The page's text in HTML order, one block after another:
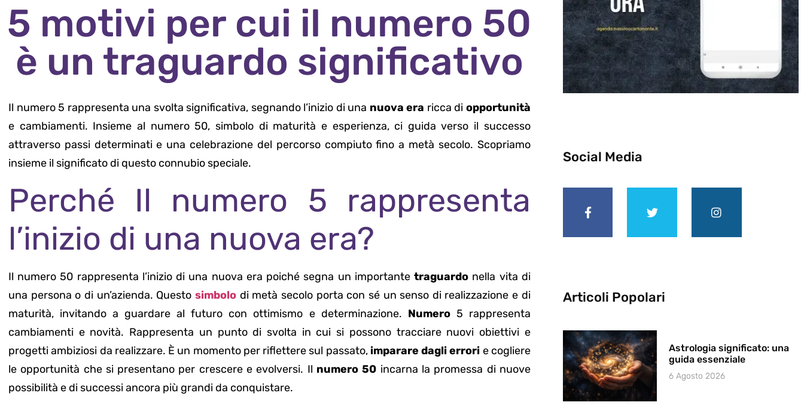
5 motivi per cui il numero 50
è un traguardo significativo
Il numero 5 rappresenta una svolta significativa, segnando l’inizio di una nuova era ricca di opportunità
e cambiamenti. Insieme al numero 50, simbolo di maturità e esperienza, ci guida verso il successo
attraverso passi determinati e una celebrazione del percorso compiuto fino a metà secolo. Scopriamo
insieme il significato di questo connubio speciale.
Perché Il numero 5 rappresenta
l’inizio di una nuova era?
Il numero 50 rappresenta l’inizio di una nuova era poiché segna un importantetraguardo nella vita di
una persona o di un’azienda. Questo simbolo di metà secolo porta con sé un senso di realizzazione e di
maturità, invitando a guardare al futuro con ottimismo e determinazione. Numero 5 rappresenta
cambiamenti e novità. Rappresenta un punto di svolta in cui si possono tracciare nuovi obiettivi e
progetti ambiziosi da realizzare. È un momento per riflettere sul passato, imparare dagli errori e cogliere
le opportunità che si presentano per crescere e evolversi. Il numero 50 incarna la promessa di nuove
possibilità e di successi ancora più grandi da conquistare.
Social Media
Articoli Popolari
Astrologia significato: una
guida essenziale
6 Agosto 2026